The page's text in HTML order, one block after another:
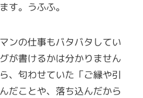
す。うふふ。
ンの仕事もバタバタしてい
が書けるかは分かりません
、匂わせていた「ご縁や引
だことや、落ち込んだから